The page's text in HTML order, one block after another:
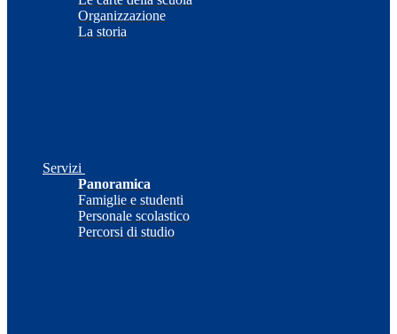
Organizzazione
La storia
Servizi
Panoramica
Famiglie e studenti
Personale scolastico
Percorsi di studio